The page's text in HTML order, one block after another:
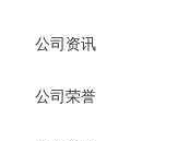
公司资讯
公司荣誉